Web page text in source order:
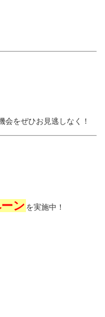
会をぜひお見逃しなく！
ン を実施中！